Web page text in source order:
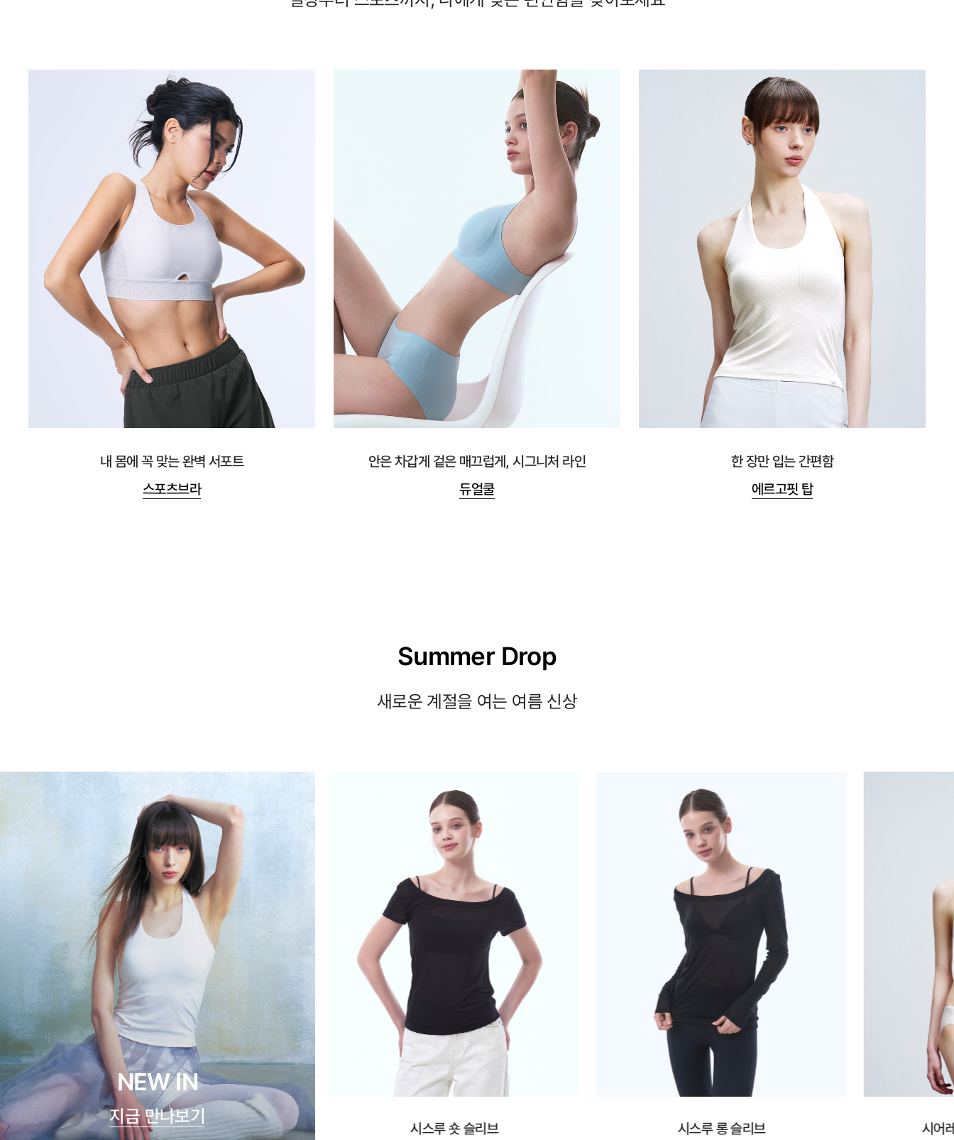
내 몸에 꼭 맞는 완벽 서포트
스포츠브라
안은 차갑게 겉은 매끄럽게, 시그니처 라인
듀얼쿨
한 장만 입는 간편함
에르고핏 탑
Summer Drop
새로운 계절을 여는 여름 신상
NEW IN
지금 만나보기
시스루 숏 슬리브
시스루 롱 슬리브
시어레이스 브이넥 브라렛
시어